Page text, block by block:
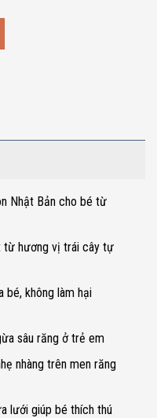
cho bé từ 12m quantity
Nhật Bản cho bé từ
từ hương vị trái cây tự
bé, không làm hại
sâu răng ở trẻ em
nhàng trên men răng
lưới giúp bé thích thú